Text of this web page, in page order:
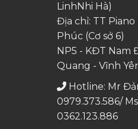
LinhNhi Hà)
Địa chỉ: TT
Phúc (Cơ sở 6)
NP5 - KĐT Nam
Quang - Vĩnh
Hotline: Mr
0979.373.586/
0362.123.886